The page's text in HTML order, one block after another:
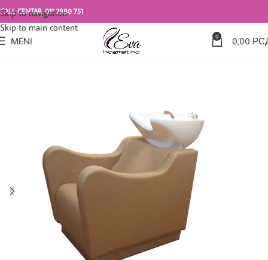
Skip to navigation
Skip to main content
CALL CENTAR: 011 2980 751
MENI 0 0,00